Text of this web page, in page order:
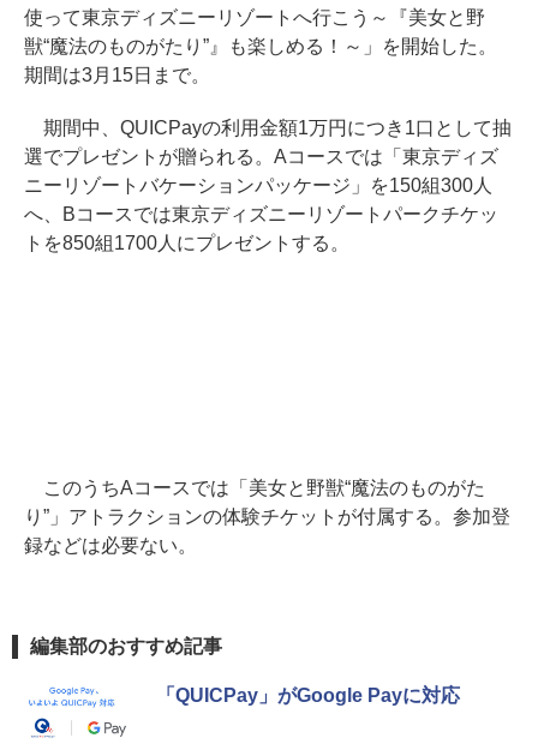
使って東京ディズニーリゾートへ行こう～『美女と野
獣“魔法のものがたり”』も楽しめる！～」を開始した。
期間は3月15日まで。
期間中、QUICPayの利用金額1万円につき1口として抽
選でプレゼントが贈られる。Aコースでは「東京ディズ
ニーリゾートバケーションパッケージ」を150組300人
へ、Bコースでは東京ディズニーリゾートパークチケッ
トを850組1700人にプレゼントする。
このうちAコースでは「美女と野獣“魔法のものがた
り”」アトラクションの体験チケットが付属する。参加登
録などは必要ない。
編集部のおすすめ記事
「QUICPay」がGoogle Payに対応